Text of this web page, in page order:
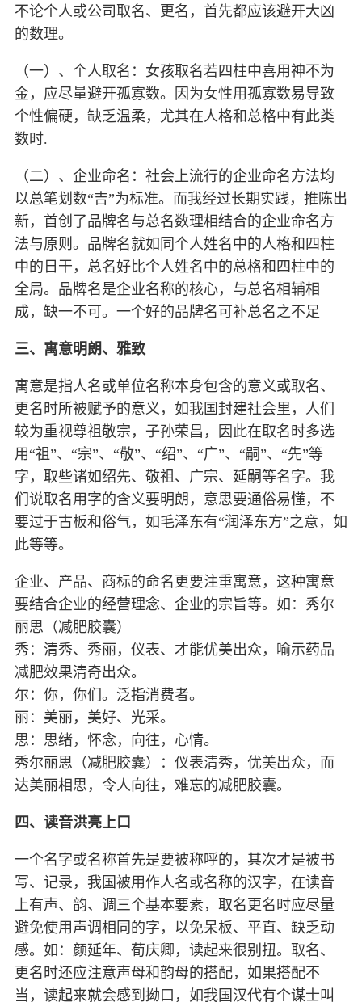
不论个人或公司取名、更名，首先都应该避开大凶
的数理。
（一）、个人取名：女孩取名若四柱中喜用神不为
金，应尽量避开孤寡数。因为女性用孤寡数易导致
个性偏硬，缺乏温柔，尤其在人格和总格中有此类
数时.
（二）、企业命名：社会上流行的企业命名方法均
以总笔划数“吉”为标准。而我经过长期实践，推陈出
新，首创了品牌名与总名数理相结合的企业命名方
法与原则。品牌名就如同个人姓名中的人格和四柱
中的日干，总名好比个人姓名中的总格和四柱中的
全局。品牌名是企业名称的核心，与总名相辅相
成，缺一不可。一个好的品牌名可补总名之不足
三、寓意明朗、雅致
寓意是指人名或单位名称本身包含的意义或取名、
更名时所被赋予的意义，如我国封建社会里，人们
较为重视尊祖敬宗，子孙荣昌，因此在取名时多选
用“祖”、“宗”、“敬”、“绍”、“广”、“嗣”、“先”等
字，取些诸如绍先、敬祖、广宗、延嗣等名字。我
们说取名用字的含义要明朗，意思要通俗易懂，不
要过于古板和俗气，如毛泽东有“润泽东方”之意，如
此等等。
企业、产品、商标的命名更要注重寓意，这种寓意
要结合企业的经营理念、企业的宗旨等。如：秀尔
丽思（减肥胶囊）
秀：清秀、秀丽，仪表、才能优美出众，喻示药品
减肥效果清奇出众。
尔：你，你们。泛指消费者。
丽：美丽，美好、光采。
思：思绪，怀念，向往，心情。
秀尔丽思（减肥胶囊）：仪表清秀，优美出众，而
达美丽相思，令人向往，难忘的减肥胶囊。
四、读音洪亮上口
一个名字或名称首先是要被称呼的，其次才是被书
写、记录，我国被用作人名或名称的汉字，在读音
上有声、韵、调三个基本要素，取名更名时应尽量
避免使用声调相同的字，以免呆板、平直、缺乏动
感。如：颜延年、荀庆卿，读起来很别扭。取名、
更名时还应注意声母和韵母的搭配，如果搭配不
当，读起来就会感到拗口，如我国汉代有个谋士叫